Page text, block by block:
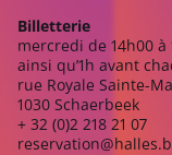
Billetterie
mercredi de 14h00 à
ainsi qu’1h avant
rue Royale Sainte-
1030 Schaerbeek
+ 32 (0)2 218 21 07